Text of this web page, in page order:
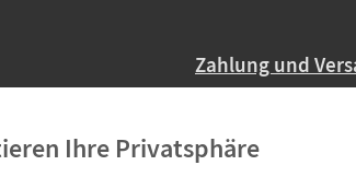
Zahlung und
Ab 59,– EUR
Ihre Privatsphäre